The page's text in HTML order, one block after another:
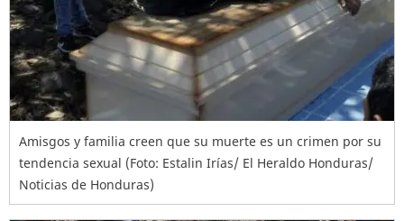
Amisgos y familia creen que su muerte es un crimen por su
tendencia sexual (Foto: Estalin Irías/ El Heraldo Honduras/
Noticias de Honduras)